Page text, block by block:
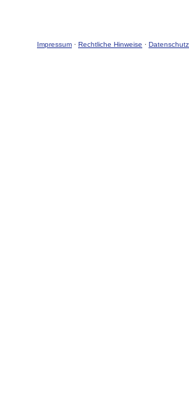
Impressum · Rechtliche Hinweise · Datenschutz